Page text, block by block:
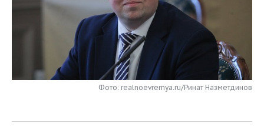
ЭНЕРГЕТИКА
РОЗНИЧНАЯ ТОРГОВЛЯ
НОВОСТИ ТЕХНОЛОГИЙ
ТЕЛЕКОММУНИКАЦИИ
МЕРОПРИЯТИЯ
НОВОСТИ МЕРОПРИЯТИЙ
ВЫЕЗДНАЯ РЕДАКЦИЯ
НОВОСТИ СПОРТА
ОБЩЕСТВО
НОВОСТИ ОБЩЕСТВАФото: realnoevremya.ru/Ринат Назметдинов